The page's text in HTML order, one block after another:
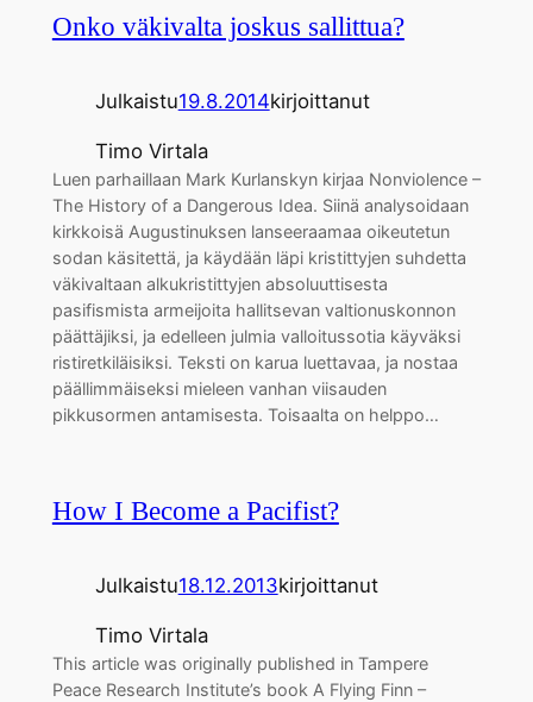
Onko väkivalta joskus sallittua?
Julkaistu19.8.2014kirjoittanut
Timo Virtala
Luen parhaillaan Mark Kurlanskyn kirjaa Nonviolence –
The History of a Dangerous Idea. Siinä analysoidaan
kirkkoisä Augustinuksen lanseeraamaa oikeutetun
sodan käsitettä, ja käydään läpi kristittyjen suhdetta
väkivaltaan alkukristittyjen absoluuttisesta
pasifismista armeijoita hallitsevan valtionuskonnon
päättäjiksi, ja edelleen julmia valloitussotia käyväksi
ristiretkiläisiksi. Teksti on karua luettavaa, ja nostaa
päällimmäiseksi mieleen vanhan viisauden
pikkusormen antamisesta. Toisaalta on helppo…
How I Become a Pacifist?
Julkaistu18.12.2013kirjoittanut
Timo Virtala
This article was originally published in Tampere
Peace Research Institute’s book A Flying Finn –